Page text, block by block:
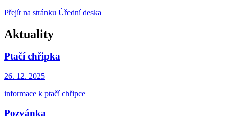
Přejít na stránku Úřední deska
Aktuality
Ptačí chřipka
26. 12. 2025
informace k ptačí chřipce
Pozvánka